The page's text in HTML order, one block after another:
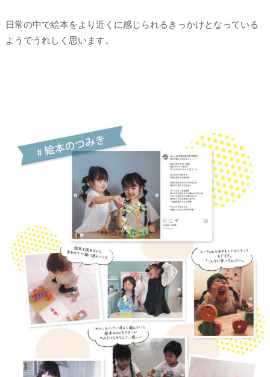
日常の中で絵本をより近くに感じられるきっかけとなっている
ようでうれしく思います。